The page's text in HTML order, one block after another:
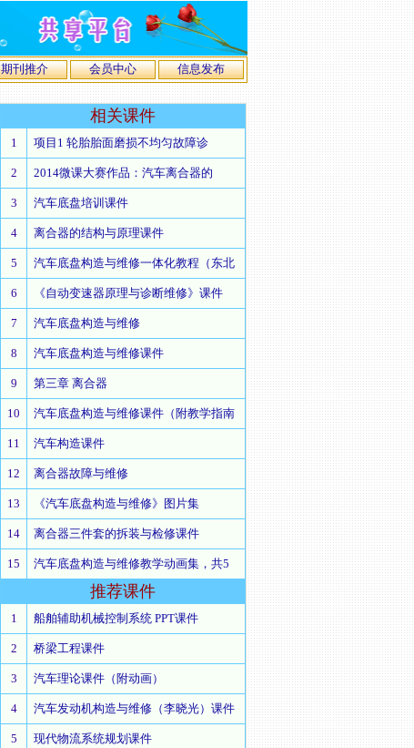
期刊推介 会员中心 信息发布
相关课件
1 项目1 轮胎胎面磨损不均匀故障诊
2 2014微课大赛作品：汽车离合器的
3 汽车底盘培训课件
4 离合器的结构与原理课件
5 汽车底盘构造与维修一体化教程（东北
6 《自动变速器原理与诊断维修》课件
7 汽车底盘构造与维修
8 汽车底盘构造与维修课件
9 第三章 离合器
10 汽车底盘构造与维修课件（附教学指南
11 汽车构造课件
12 离合器故障与维修
13 《汽车底盘构造与维修》图片集
14 离合器三件套的拆装与检修课件
15 汽车底盘构造与维修教学动画集，共5
推荐课件
1 船舶辅助机械控制系统 PPT课件
2 桥梁工程课件
3 汽车理论课件（附动画）
4 汽车发动机构造与维修（李晓光）课件
5 现代物流系统规划课件